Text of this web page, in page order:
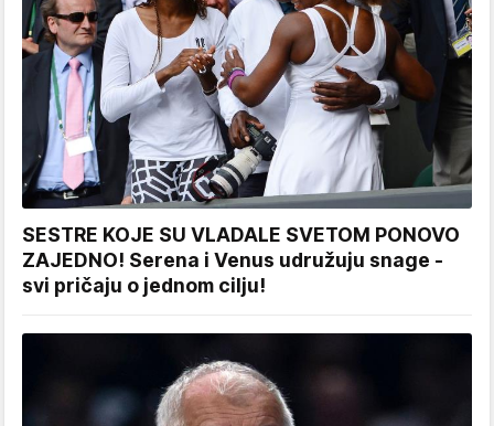
SESTRE KOJE SU VLADALE SVETOM PONOVO
ZAJEDNO! Serena i Venus udružuju snage -
svi pričaju o jednom cilju!